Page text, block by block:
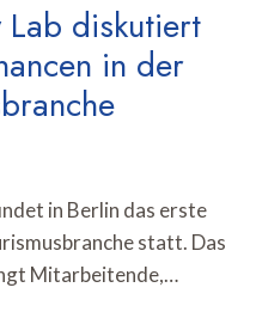
diskutiert
in der
in Berlin das erste
statt. Das
Mitarbeitende,…